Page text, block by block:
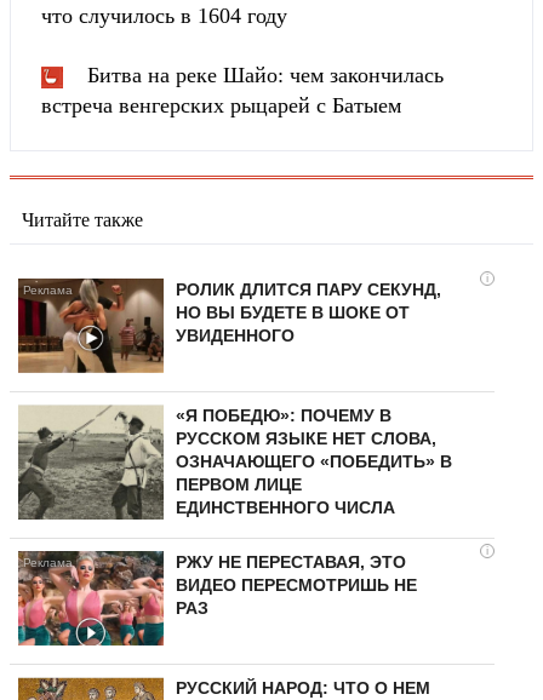
что случилось в 1604 году
Битва на реке Шайо: чем закончилась
встреча венгерских рыцарей с Батыем
Читайте также
i
РОЛИК ДЛИТСЯ ПАРУ СЕКУНД,
НО ВЫ БУДЕТЕ В ШОКЕ ОТ
УВИДЕННОГО
«Я ПОБЕДЮ»: ПОЧЕМУ В
РУССКОМ ЯЗЫКЕ НЕТ СЛОВА,
ОЗНАЧАЮЩЕГО «ПОБЕДИТЬ» В
ПЕРВОМ ЛИЦЕ
ЕДИНСТВЕННОГО ЧИСЛА
i
РЖУ НЕ ПЕРЕСТАВАЯ, ЭТО
ВИДЕО ПЕРЕСМОТРИШЬ НЕ
РАЗ
РУССКИЙ НАРОД: ЧТО О НЕМ